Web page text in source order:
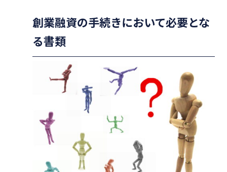
創業融資の手続きにおいて必要とな
る書類